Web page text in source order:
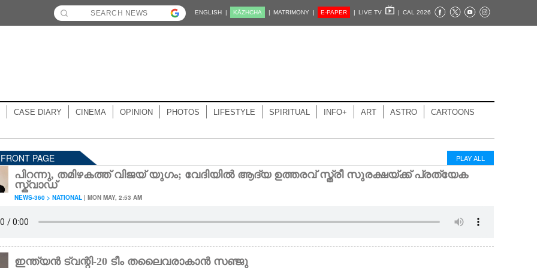
ENGLISH | KĀZHCHA | MATRIMONY | E-PAPER | LIVE TV | CAL 2026
CASE DIARY CINEMA OPINION PHOTOS LIFESTYLE SPIRITUAL INFO+ ART ASTRO CARTOONS
PAGE PLAY ALL
പിറന്നു, തമിഴകത്ത് വിജയ് യുഗം; വേദിയിൽ ആദ്യ ഉത്തരവ് സ്ത്രീ സുരക്ഷയ്ക്ക് പ്രത്യേക
സ്ക്വാഡ്
NEWS-360 > NATIONAL| MON MAY, 2:53 AM
ഇന്ത്യൻ ട്വന്റി-20 ടീം തലൈവരാകാൻ സഞ്ജു